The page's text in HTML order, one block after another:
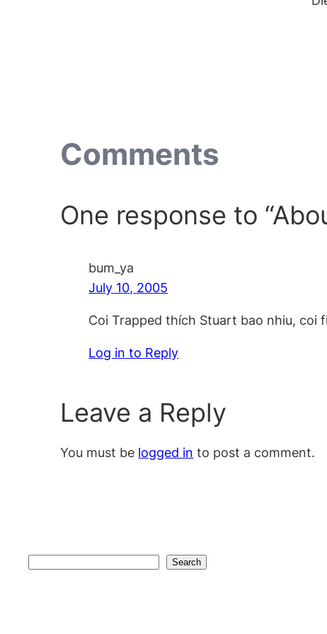
Comments
One response to
bum_ya
July 10, 2005
Coi Trapped thích Stuart bao nhiu, coi
Log in to Reply
Leave a Reply
You must be logged in to post a comment.
Search